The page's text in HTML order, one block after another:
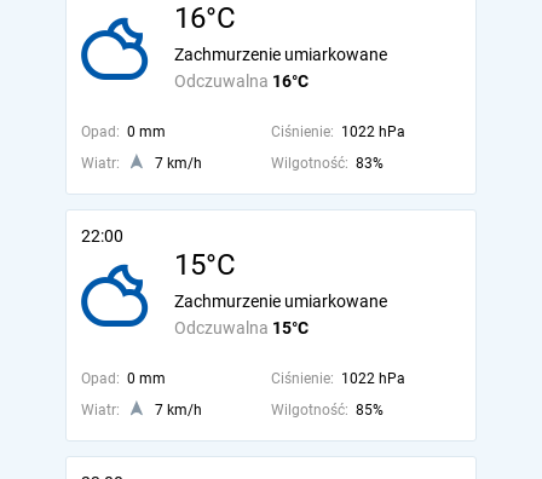
16°C
Odczuwalna 16°C
Zachmurzenie umiarkowane
Opad: 0 mm Ciśnienie: 1022 hPa
Wiatr:
7 km/h Wilgotność: 83%
22:00
15°C
Odczuwalna 15°C
Zachmurzenie umiarkowane
Opad: 0 mm Ciśnienie: 1022 hPa
Wiatr:
7 km/h Wilgotność: 85%